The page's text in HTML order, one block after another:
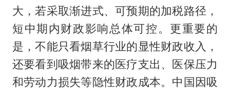
大，若采取渐进式、可预期的加税路径，
短中期内财政影响总体可控。更重要的
是，不能只看烟草行业的显性财政收入，
还要看到吸烟带来的医疗支出、医保压力
和劳动力损失等隐性财政成本。中国因吸